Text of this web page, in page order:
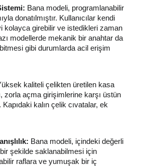
Bana modeli, programlanabilir
donatılmıştır. Kullanıcılar kendi
kolayca girebilir ve istedikleri zaman
modellerde mekanik bir anahtar da
gibi durumlarda acil erişim
kaliteli çelikten üretilen kasa
zorla açma girişimlerine karşı üstün
kalın çelik cıvatalar, ek
Bana modeli, içindeki değerli
şekilde saklanabilmesi için
raflara ve yumuşak bir iç